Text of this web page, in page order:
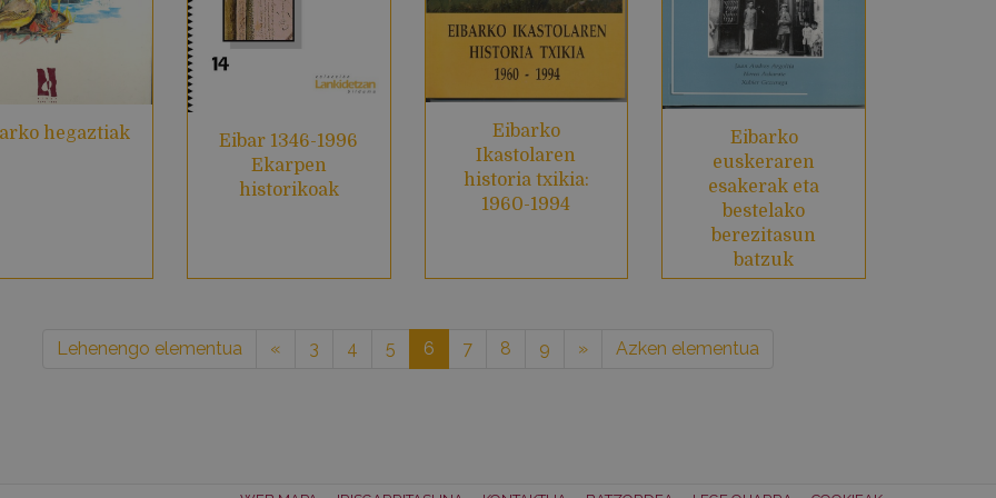
hegaztiak
Eibar 1346-1996
Ekarpen
historikoak
Eibarko
Ikastolaren
historia txikia:
1960-1994
Eibarko
euskeraren
esakerak eta
bestelako
berezitasun
batzuk
Lehenengo elementua « 3 4 5 6 7 8 9 » Azken elementua